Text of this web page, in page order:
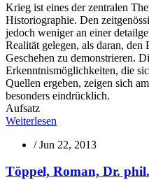
Krieg ist eines der zentralen
Historiographie. Den
jedoch weniger an einer
Realität gelegen, als daran,
Geschehen zu demonstrieren.
Erkenntnismöglichkeiten, die
Quellen ergeben, zeigen sich
besonders eindrücklich.
Aufsatz
Weiterlesen
/ Jun 22, 2013
Töppel, Roman, Dr. phil.